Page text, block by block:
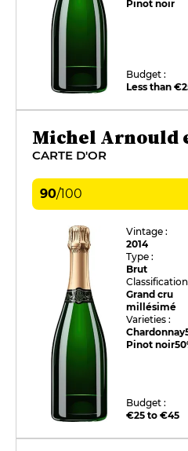
Pinot noir
Budget :
Less than
Michel Arnould
CARTE D'OR
90/100
Vintage :
2014
Type :
Brut
Classification
Grand cru
millésimé
Varieties :
Chardonnay
Pinot noir
Budget :
€25 to €45